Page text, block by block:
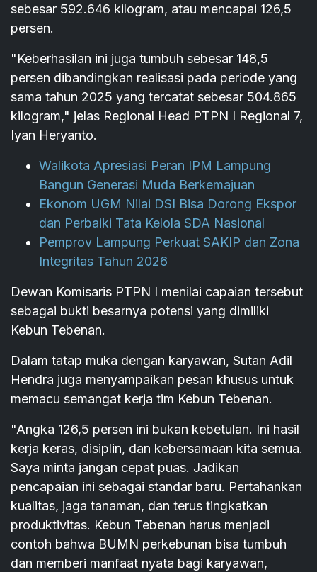
sebesar 592.646 kilogram, atau mencapai 126,5
persen.
"Keberhasilan ini juga tumbuh sebesar 148,5
persen dibandingkan realisasi pada periode yang
sama tahun 2025 yang tercatat sebesar 504.865
kilogram," jelas Regional Head PTPN I Regional 7,
Iyan Heryanto.
Walikota Apresiasi Peran IPM Lampung
Bangun Generasi Muda Berkemajuan
Ekonom UGM Nilai DSI Bisa Dorong Ekspor
dan Perbaiki Tata Kelola SDA Nasional
Pemprov Lampung Perkuat SAKIP dan Zona
Integritas Tahun 2026
Dewan Komisaris PTPN I menilai capaian tersebut
sebagai bukti besarnya potensi yang dimiliki
Kebun Tebenan.
Dalam tatap muka dengan karyawan, Sutan Adil
Hendra juga menyampaikan pesan khusus untuk
memacu semangat kerja tim Kebun Tebenan.
"Angka 126,5 persen ini bukan kebetulan. Ini hasil
kerja keras, disiplin, dan kebersamaan kita semua.
Saya minta jangan cepat puas. Jadikan
pencapaian ini sebagai standar baru. Pertahankan
kualitas, jaga tanaman, dan terus tingkatkan
produktivitas. Kebun Tebenan harus menjadi
contoh bahwa BUMN perkebunan bisa tumbuh
dan memberi manfaat nyata bagi karyawan,